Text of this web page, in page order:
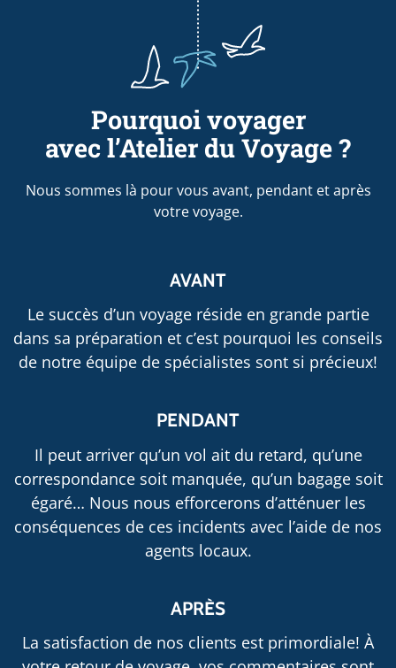
Pourquoi voyager
avec l’Atelier du Voyage ?
Nous sommes là pour vous avant, pendant et après
votre voyage.
AVANT
Le succès d’un voyage réside en grande partie
dans sa préparation et c’est pourquoi les conseils
de notre équipe de spécialistes sont si précieux!
PENDANT
Il peut arriver qu’un vol ait du retard, qu’une
correspondance soit manquée, qu’un bagage soit
égaré… Nous nous efforcerons d’atténuer les
conséquences de ces incidents avec l’aide de nos
agents locaux.
APRÈS
La satisfaction de nos clients est primordiale! À